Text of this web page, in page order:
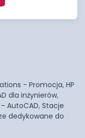
- Promocja, HP
dla inżynierów,
AutoCAD, Stacje
dedykowane do